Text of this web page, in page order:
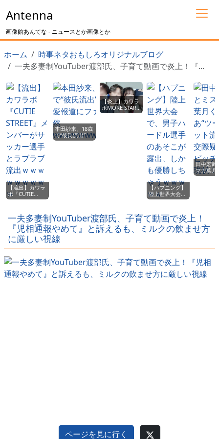
Antenna
画像館あんてな - ニュースとか画像とか
ホーム
時事ネタおもしろオリジナルブログ
一夫多妻制YouTuber渡部氏、子育て動画で炎上！『...
【流出】カワラ
ボ『CUTIE
STREET』メン
選手とラブラブ
流出ｗｗｗｗｗ
ｗｗｗｗ
本田紗来、18歳
で“彼氏流出”！
恋愛報道にファ
【炎上】カワラ
ボMORE STAR
遠藤まりん(18
【ハプニング】
陸上世界大会
で、男子ハード
が露出、しかも
優勝しちゃうｗ
ｗｗｗｗ
田中宏武
マガ葉月
あ“ツー
一夫多妻制YouTuber渡部氏、子育て動画で炎上！
『児相通報やめて』と訴えるも、ミルクの飲ませ方
に厳しい視線
ページを見に行く